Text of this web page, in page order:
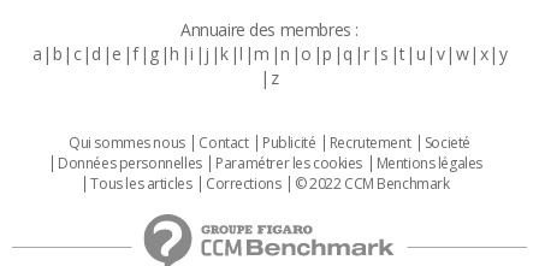
Annuaire des membres :
a b c d e f g h i j k l m n o p q r s t u v w x y
z
Qui sommes nous Contact Publicité Recrutement
Societé
Données personnelles
Paramétrer les cookies
Mentions légales
Tous les articles
Corrections © 2022 CCM Benchmark